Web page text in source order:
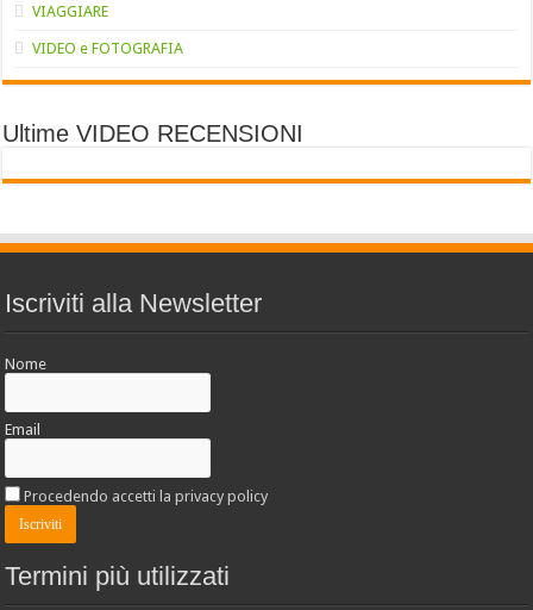
VIAGGIARE
VIDEO e FOTOGRAFIA
Ultime VIDEO RECENSIONI
Iscriviti alla Newsletter
Nome
Email
Procedendo accetti la privacy policy
Termini più utilizzati